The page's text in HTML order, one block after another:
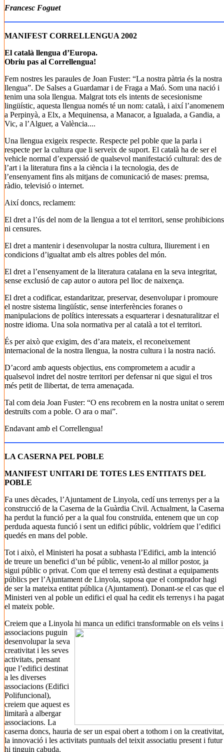
Francesc Foguet
MANIFEST CORRELLENGUA 2002
El català llengua d’Europa.
Obriu pas al Correllengua!
Fem nostres les paraules de Joan Fuster: “La nostra pàtria és la nostra
llengua”. De Salses a Guardamar i de Fraga a Maó. Som una nació i
tenim una sola llengua. Malgrat tots els intents de secesionisme
lingüístic, aquesta llengua només té un nom: català, i així l’anomenem
a Perpinyà, a Elx, a Mequinensa, a Manacor, a Igualada, a Gandia, a
Vic, a l’Alguer, a València....
Una llengua exigeix respecte. Respecte pel poble que la parla i
respecte per la cultura que li serveix de suport. El català ha de ser el
vehicle normal d’experssió de qualsevol manifestació cultural: des de
l’art i la literatura fins a la ciència i la tecnologia, des de
l’ensenyament fins als mitjans de comunicació de mases: premsa,
ràdio, televisió o internet.
Així doncs, reclamem:
El dret a l’ús del nom de la llengua a tot el territori, sense prohibicions
ni censures.
El dret a mantenir i desenvolupar la nostra cultura, lliurement i en
condicions d’igualtat amb els altres pobles del món.
El dret a l’ensenyament de la literatura catalana en la seva integritat,
sense exclusió de cap autor o autora pel lloc de naixença.
El dret a codificar, estandaritzar, preservar, desenvolupar i promoure
el nostre sistema lingüístic, sense interferències foranes o
manipulacions de polítics interessats a esquarterar i desnaturalitzar el
nostre idioma. Una sola normativa per al català a tot el territori.
És per això que exigim, des d’ara mateix, el reconeixement
internacional de la nostra llengua, la nostra cultura i la nostra nació.
D’acord amb aquests objectius, ens comprometem a acudir a
qualsevol indret del nostre territori per defensar ni que sigui el tros
més petit de llibertat, de terra amenaçada.
Tal com deia Joan Fuster: “O ens recobrem en la nostra unitat o serem
destruïts com a poble. O ara o mai”.
Endavant amb el Correllengua!
LA CASERNA PEL POBLE
MANIFEST UNITARI DE TOTES LES ENTITATS DEL
POBLE
Fa unes dècades, l’Ajuntament de Linyola, cedí uns terrenys per a la
construcció de la Caserna de la Guàrdia Civil. Actualment, la Caserna
ha perdut la funció per a la qual fou construïda, entenem que un cop
perduda aquesta funció i sent un edifici públic, voldríem que l’edifici
quedés en mans del poble.
Tot i això, el Ministeri ha posat a subhasta l’Edifici, amb la intenció
de treure un benefici d’un bé públic, venent-lo al millor postor, ja
sigui públic o privat. Com que el terreny està destinat a equipaments
públics per l’Ajuntament de Linyola, suposa que el comprador hagi
de ser la mateixa entitat pública (Ajuntament). Donant-se el cas que el
Ministeri ven al poble un edifici el qual ha cedit els terrenys i ha pagat
el mateix poble.
Creiem que a Linyola hi manca un edifici transformable on els veïns i
associacions puguin
desenvolupar la seva
creativitat i les seves
activitats, pensant
que l’edifici destinat
a les diverses
associacions (Edifici
Polifuncional),
creiem que aquest es
limitarà a albergar
associacions. La
caserna doncs, hauria de ser un espai obert a tothom i on la creativitat,
la innovació i les activitats puntuals del teixit associatiu present i futur
hi tinguin cabuda.